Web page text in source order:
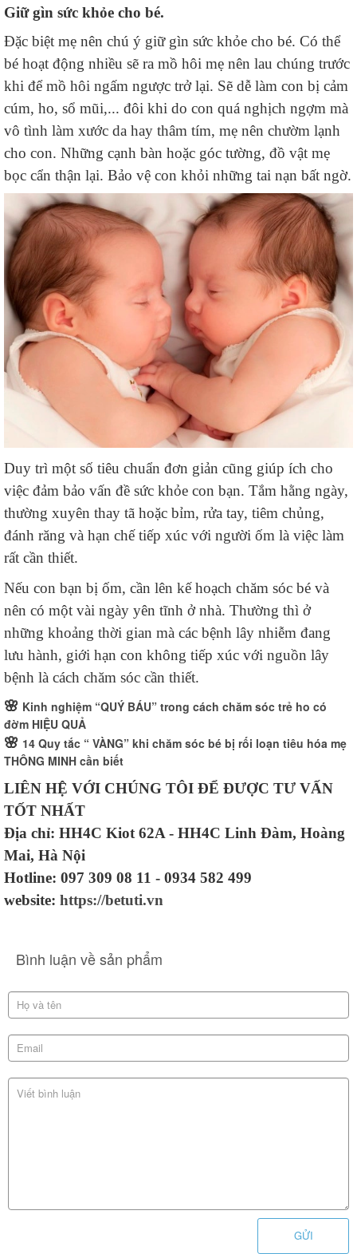
Giữ gìn sức khỏe cho bé.
Đặc biệt mẹ nên chú ý giữ gìn sức khỏe cho bé. Có thể
bé hoạt động nhiều sẽ ra mồ hôi mẹ nên lau chúng trước
khi để mồ hôi ngấm ngược trở lại. Sẽ dễ làm con bị cảm
cúm, ho, sổ mũi,... đôi khi do con quá nghịch ngợm mà
vô tình làm xước da hay thâm tím, mẹ nên chườm lạnh
cho con. Những cạnh bàn hoặc góc tường, đồ vật mẹ
bọc cẩn thận lại. Bảo vệ con khỏi những tai nạn bất ngờ.
Duy trì một số tiêu chuẩn đơn giản cũng giúp ích cho
việc đảm bảo vấn đề sức khỏe con bạn. Tắm hằng ngày,
thường xuyên thay tã hoặc bỉm, rửa tay, tiêm chủng,
đánh răng và hạn chế tiếp xúc với người ốm là việc làm
rất cần thiết.
Nếu con bạn bị ốm, cần lên kế hoạch chăm sóc bé và
nên có một vài ngày yên tĩnh ở nhà. Thường thì ở
những khoảng thời gian mà các bệnh lây nhiễm đang
lưu hành, giới hạn con không tiếp xúc với nguồn lây
bệnh là cách chăm sóc cần thiết.
🌸 Kinh nghiệm “QUÝ BÁU” trong cách chăm sóc trẻ ho có
đờm HIỆU QUẢ
🌸 14 Quy tắc “ VÀNG” khi chăm sóc bé bị rối loạn tiêu hóa mẹ
THÔNG MINH cần biết
LIÊN HỆ VỚI CHÚNG TÔI ĐỂ ĐƯỢC TƯ VẤN
TỐT NHẤT
Địa chỉ: HH4C Kiot 62A - HH4C Linh Đàm, Hoàng
Mai, Hà Nội
Hotline: 097 309 08 11 - 0934 582 499
website: https://betuti.vn
Bình luận về sản phẩm
GỬI